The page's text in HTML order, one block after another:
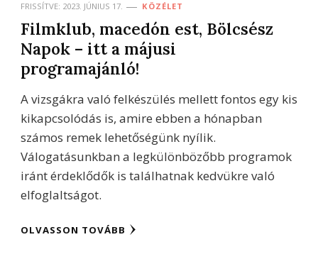
FRISSÍTVE: 2023. JÚNIUS 17. KÖZÉLET
Filmklub, macedón est, Bölcsész
Napok – itt a májusi
programajánló!
A vizsgákra való felkészülés mellett fontos egy kis
kikapcsolódás is, amire ebben a hónapban
számos remek lehetőségünk nyílik.
Válogatásunkban a legkülönbözőbb programok
iránt érdeklődők is találhatnak kedvükre való
elfoglaltságot.
OLVASSON TOVÁBB